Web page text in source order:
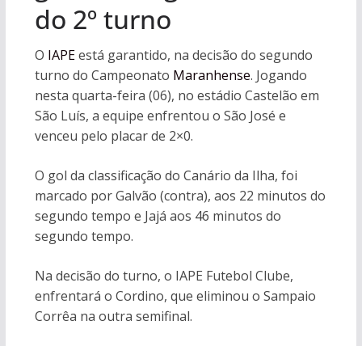
do 2º turno
O IAPEestá garantido, na decisão do segundo
turno do Campeonato Maranhense. Jogando
nesta quarta-feira (06), no estádio Castelão em
São Luís, a equipe enfrentou o São José e
venceu pelo placar de 2×0.
O gol da classificação do Canário da Ilha, foi
marcado por Galvão (contra), aos 22 minutos do
segundo tempo e Jajá aos 46 minutos do
segundo tempo.
Na decisão do turno, o IAPE Futebol Clube,
enfrentará o Cordino, que eliminou o Sampaio
Corrêa na outra semifinal.